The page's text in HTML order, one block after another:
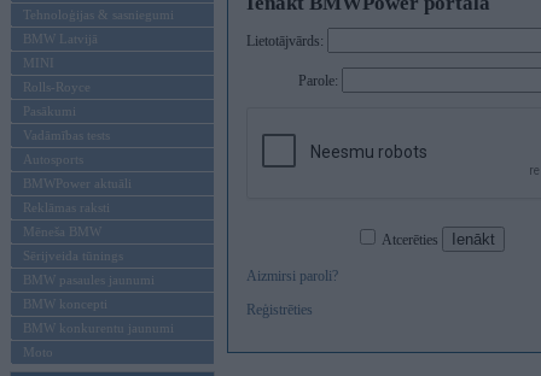
Tehnoloģijas & sasniegumi
BMW Latvijā
MINI
Rolls-Royce
Pasākumi
Vadāmības tests
Autosports
BMWPower aktuāli
Reklāmas raksti
Mēneša BMW
Sērijveida tūnings
BMW pasaules jaunumi
BMW koncepti
BMW konkurentu jaunumi
Moto
Lietotājvārds:
Parole:
Atcerēties
Aizmirsi paroli?
Reģistrēties